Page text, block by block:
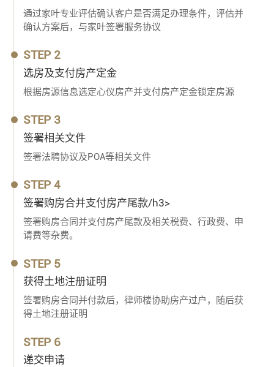
通过家叶专业评估确认客户是否满足办理条件，评估并
确认方案后，与家叶签署服务协议
STEP 2
选房及支付房产定金
根据房源信息选定心仪房产并支付房产定金锁定房源
STEP 3
签署相关文件
签署法聘协议及POA等相关文件
STEP 4
签署购房合并支付房产尾款/h3>
签署购房合同并支付房产尾款及相关税费、行政费、申
请费等杂费。
STEP 5
获得土地注册证明
签署购房合同并付款后，律师楼协助房产过户，随后获
得土地注册证明
STEP 6
递交申请